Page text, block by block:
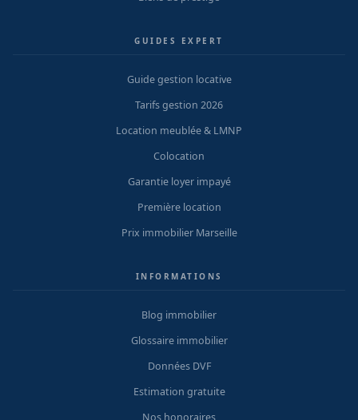
GUIDES EXPERT
Guide gestion locative
Tarifs gestion 2026
Location meublée & LMNP
Colocation
Garantie loyer impayé
Première location
Prix immobilier Marseille
INFORMATIONS
Blog immobilier
Glossaire immobilier
Données DVF
Estimation gratuite